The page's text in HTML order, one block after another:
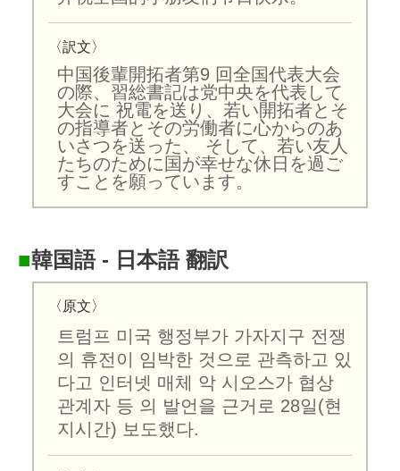
〈訳文〉
中国後輩開拓者第9 回全国代表大会
の際、習総書記は党中央を代表して
大会に 祝電を送り、若い開拓者とそ
の指導者とその労働者に心からのあ
いさつを送った、 そして、若い友人
たちのために国が幸せな休日を過ご
すことを願っています。
■韓国語 - 日本語 翻訳
〈原文〉
트럼프 미국 행정부가 가자지구 전쟁
의 휴전이 임박한 것으로 관측하고 있
다고 인터넷 매체 악 시오스가 협상
관계자 등 의 발언을 근거로 28일(현
지시간) 보도했다.